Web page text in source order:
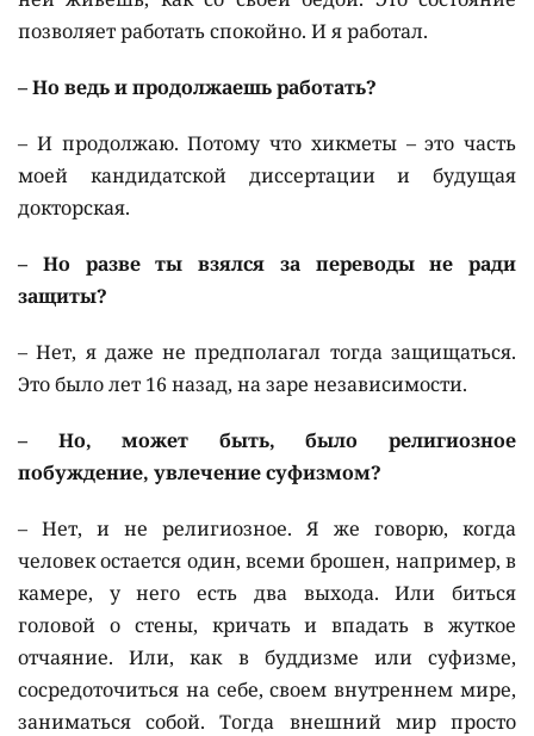
позволяет работать спокойно. И я работал.
– Но ведь и продолжаешь работать?
– И продолжаю. Потому что хикметы – это часть
моей кандидатской диссертации и будущая
докторская.
– Но разве ты взялся за переводы не ради
защиты?
– Нет, я даже не предполагал тогда защищаться.
Это было лет 16 назад, на заре независимости.
– Но, может быть, было религиозное
побуждение, увлечение суфизмом?
– Нет, и не религиозное. Я же говорю, когда
человек остается один, всеми брошен, например, в
камере, у него есть два выхода. Или биться
головой о стены, кричать и впадать в жуткое
отчаяние. Или, как в буддизме или суфизме,
сосредоточиться на себе, своем внутреннем мире,
заниматься собой. Тогда внешний мир просто